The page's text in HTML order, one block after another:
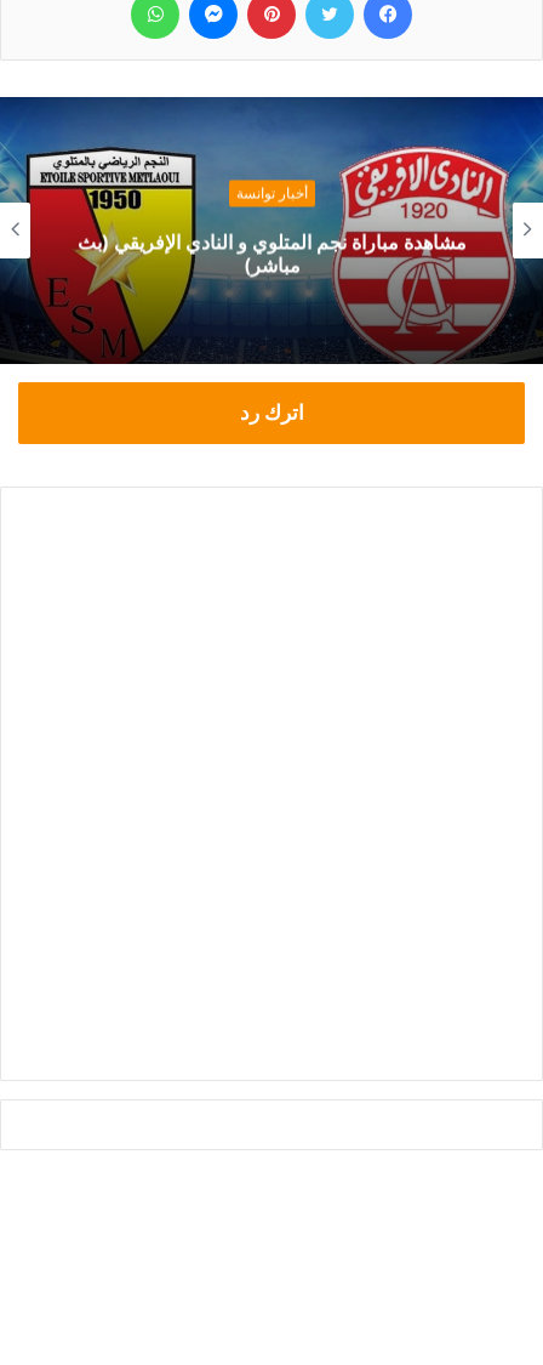
أخبار توانسة
مشاهدة مباراة نجم المتلوي و النادي الإفريقي (بث
مباشر)
اترك رد